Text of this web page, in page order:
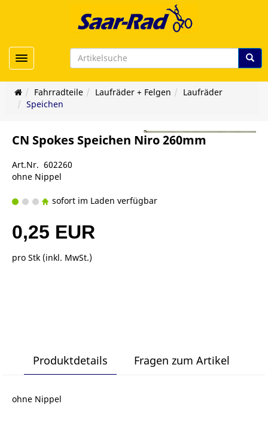
Toggle navigation
Fahrradteile Laufräder + Felgen
Laufräder
Speichen
CN Spokes Speichen Niro 260mm
Art.Nr. 602260
ohne Nippel
sofort im Laden verfügbar
0,25 EUR
pro Stk (inkl. MwSt.)
Produktdetails Fragen zum Artikel
ohne Nippel